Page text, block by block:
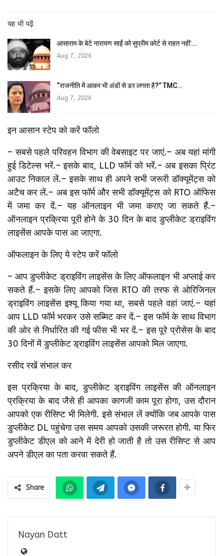
यह भी पढ़ें
आसाराम के बेटे नारायण साईं को सुप्रीम कोर्ट से राहत नहीं:…
Aug 7, 2026
“राजनीति में आकर भी अंडों से डर लगता है?” TMC…
Aug 7, 2026
इन आसान स्टेप को करें फॉलो
– सबसे पहले परिवहन विभाग की वेबसाइट पर जाएं.– अब यहां मांगी
हुई डिटेल्स भरें.– इसके बाद, LLD फॉर्म को भरें.– अब इसका प्रिंट
आउट निकाल लें.– इसके साथ ही अपने सभी जरूरी डॉक्यूमेंट्स को
अटैच कर लें.– अब इस फॉर्म और सभी डॉक्यूमेंट्स को RTO ऑफिस
में जमा कर दें.– यह ऑनलाइन भी जमा कराए जा सकते हैं.–
ऑनलाइन प्रक्रिया पूरी होने के 30 दिन के बाद डुप्लीकेट ड्राइविंग
लाइसेंस आपके पास आ जाएगा.
ऑफलाइन के लिए ये स्टेप करें फॉलो
– आप डुप्लीकेट ड्राइविंग लाइसेंस के लिए ऑफलाइन भी अप्लाई कर
सकते हैं.– इसके लिए आपको जिस RTO की तरफ से ओरिजिनल
ड्राइविंग लाइसेंस इश्यू किया गया था, सबसे पहले वहां जाएं.– यहां
आप LLD फॉर्म भरकर उसे सब्मिट कर दें.– इस फॉर्म के साथ विभाग
की ओर से निर्धारित की गई फीस भी भर दें.– इस पूरे प्रोसेस के बाद
30 दिनों में डुप्लीकेट ड्राइविंग लाइसेंस आपको मिल जाएगा.
रसीद रखें संभाल कर
इस प्रक्रिया के बाद, डुप्लीकेट ड्राइविंग लाइसेंस की ऑनलाइन
प्रक्रिया के बाद जैसे ही आपका कागजी काम पूरा होगा, उस दौरान
आपको एक रीसिप्ट भी मिलेगी. इसे संभाल लें क्योंकि जब आपके पास
डुप्लीकेट DL पहुंचेगा उस समय आपको उसकी जरूरत होगी. या फिर
डुप्लीकेट डीएल को आने में देरी हो जाती है तो उस रीसिप्ट से आप
अपने डीएल का पता करवा सकते हैं.
Share
Nayan Datt